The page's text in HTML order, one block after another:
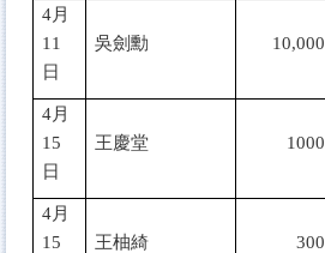
4月
11
日
吳劍勳
10,000
4月
15
日
王慶堂 1000
4月
15
王柚綺 300